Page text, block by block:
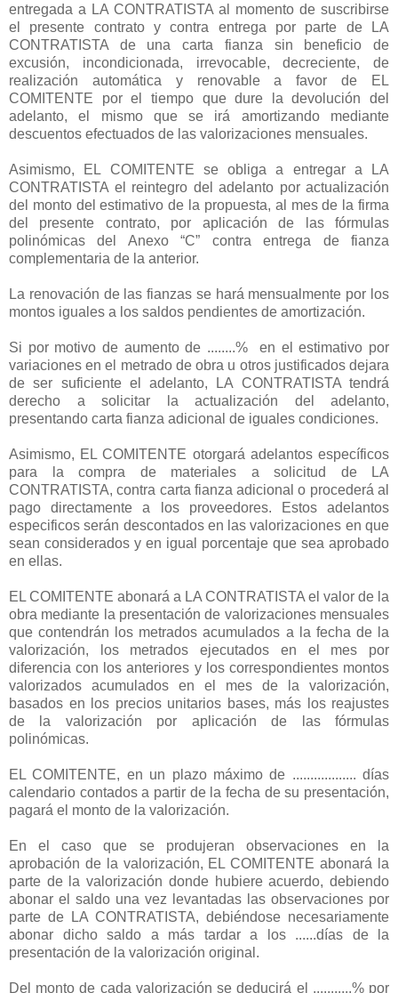
entregada a LA CONTRATISTA al momento de suscribirse
el presente contrato y contra entrega por parte de LA
CONTRATISTA de una carta fianza sin beneficio de
excusión, incondicionada, irrevocable, decreciente, de
realización automática y renovable a favor de EL
COMITENTE por el tiempo que dure la devolución del
adelanto, el mismo que se irá amortizando mediante
descuentos efectuados de las valorizaciones mensuales.
Asimismo, EL COMITENTE se obliga a entregar a LA
CONTRATISTA el reintegro del adelanto por actualización
del monto del estimativo de la propuesta, al mes de la firma
del presente contrato, por aplicación de las fórmulas
polinómicas del Anexo “C” contra entrega de fianza
complementaria de la anterior.
La renovación de las fianzas se hará mensualmente por los
montos iguales a los saldos pendientes de amortización.
Si por motivo de aumento de ........% en el estimativo por
variaciones en el metrado de obra u otros justificados dejara
de ser suficiente el adelanto, LA CONTRATISTA tendrá
derecho a solicitar la actualización del adelanto,
presentando carta fianza adicional de iguales condiciones.
Asimismo, EL COMITENTE otorgará adelantos específicos
para la compra de materiales a solicitud de LA
CONTRATISTA, contra carta fianza adicional o procederá al
pago directamente a los proveedores. Estos adelantos
especificos serán descontados en las valorizaciones en que
sean considerados y en igual porcentaje que sea aprobado
en ellas.
EL COMITENTE abonará a LA CONTRATISTA el valor de la
obra mediante la presentación de valorizaciones mensuales
que contendrán los metrados acumulados a la fecha de la
valorización, los metrados ejecutados en el mes por
diferencia con los anteriores y los correspondientes montos
valorizados acumulados en el mes de la valorización,
basados en los precios unitarios bases, más los reajustes
de la valorización por aplicación de las fórmulas
polinómicas.
EL COMITENTE, en un plazo máximo de .................. días
calendario contados a partir de la fecha de su presentación,
pagará el monto de la valorización.
En el caso que se produjeran observaciones en la
aprobación de la valorización, EL COMITENTE abonará la
parte de la valorización donde hubiere acuerdo, debiendo
abonar el saldo una vez levantadas las observaciones por
parte de LA CONTRATISTA, debiéndose necesariamente
abonar dicho saldo a más tardar a los ......días de la
presentación de la valorización original.
Del monto de cada valorización se deducirá el ...........% por